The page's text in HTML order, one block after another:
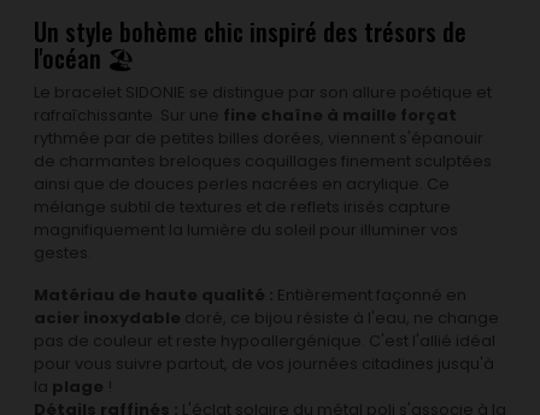
Un style bohème chic inspiré des trésors de
l'océan 🏖️
Le bracelet SIDONIE se distingue par son allure poétique et
rafraîchissante. Sur une fine chaîne à maille forçat
rythmée par de petites billes dorées, viennent s'épanouir
de charmantes breloques coquillages finement sculptées
ainsi que de douces perles nacrées en acrylique. Ce
mélange subtil de textures et de reflets irisés capture
magnifiquement la lumière du soleil pour illuminer vos
gestes.
Matériau de haute qualité :
Entièrement façonné en
acier inoxydable doré, ce bijou résiste à l'eau, ne change
pas de couleur et reste hypoallergénique. C'est l'allié idéal
pour vous suivre partout, de vos journées citadines jusqu'à
la plage !
Détails raffinés :
L'éclat solaire du métal poli s'associe à la